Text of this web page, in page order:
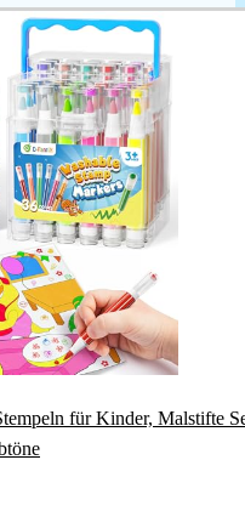
für Kinder, Malstifte